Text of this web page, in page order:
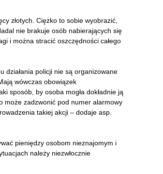
złotych. Ciężko to sobie wyobrazić,
nie brakuje osób nabierających się
i można stracić oszczędności całego
działania policji nie są organizowane
wówczas obowiązek
sposób, by osoba mogła dokładnie ją
może zadzwonić pod numer alarmowy
takiej akcji – dodaje asp.
pieniędzy osobom nieznajomym i
należy niezwłocznie